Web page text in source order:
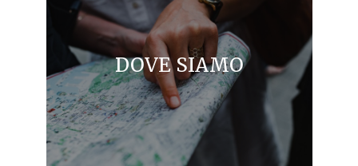
DOVE SIAMO